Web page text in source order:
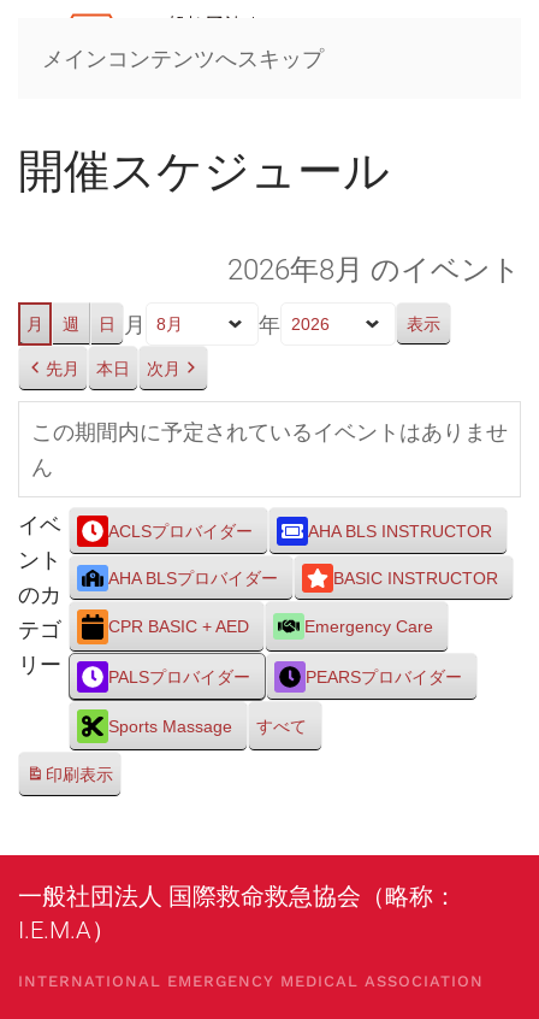
メインコンテンツへスキップ
開催スケジュール
2026年8月 のイベント
月 週 日 月 年
先月 本日 次月
この期間内に予定されているイベントはありませ
ん
イベ
ント
のカ
テゴ
リー
ACLSプロバイダー AHA BLS INSTRUCTOR
AHA BLSプロバイダー BASIC INSTRUCTOR
CPR BASIC + AED Emergency Care
PALSプロバイダー PEARSプロバイダー
Sports Massage すべて
印刷表示
一般社団法人 国際救命救急協会（略称：
I.E.M.A）
INTERNATIONAL EMERGENCY MEDICAL ASSOCIATION